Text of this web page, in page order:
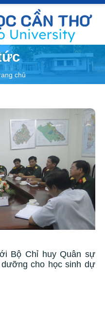
chủ
Bộ Chỉ huy Quân sự
cho học sinh dự